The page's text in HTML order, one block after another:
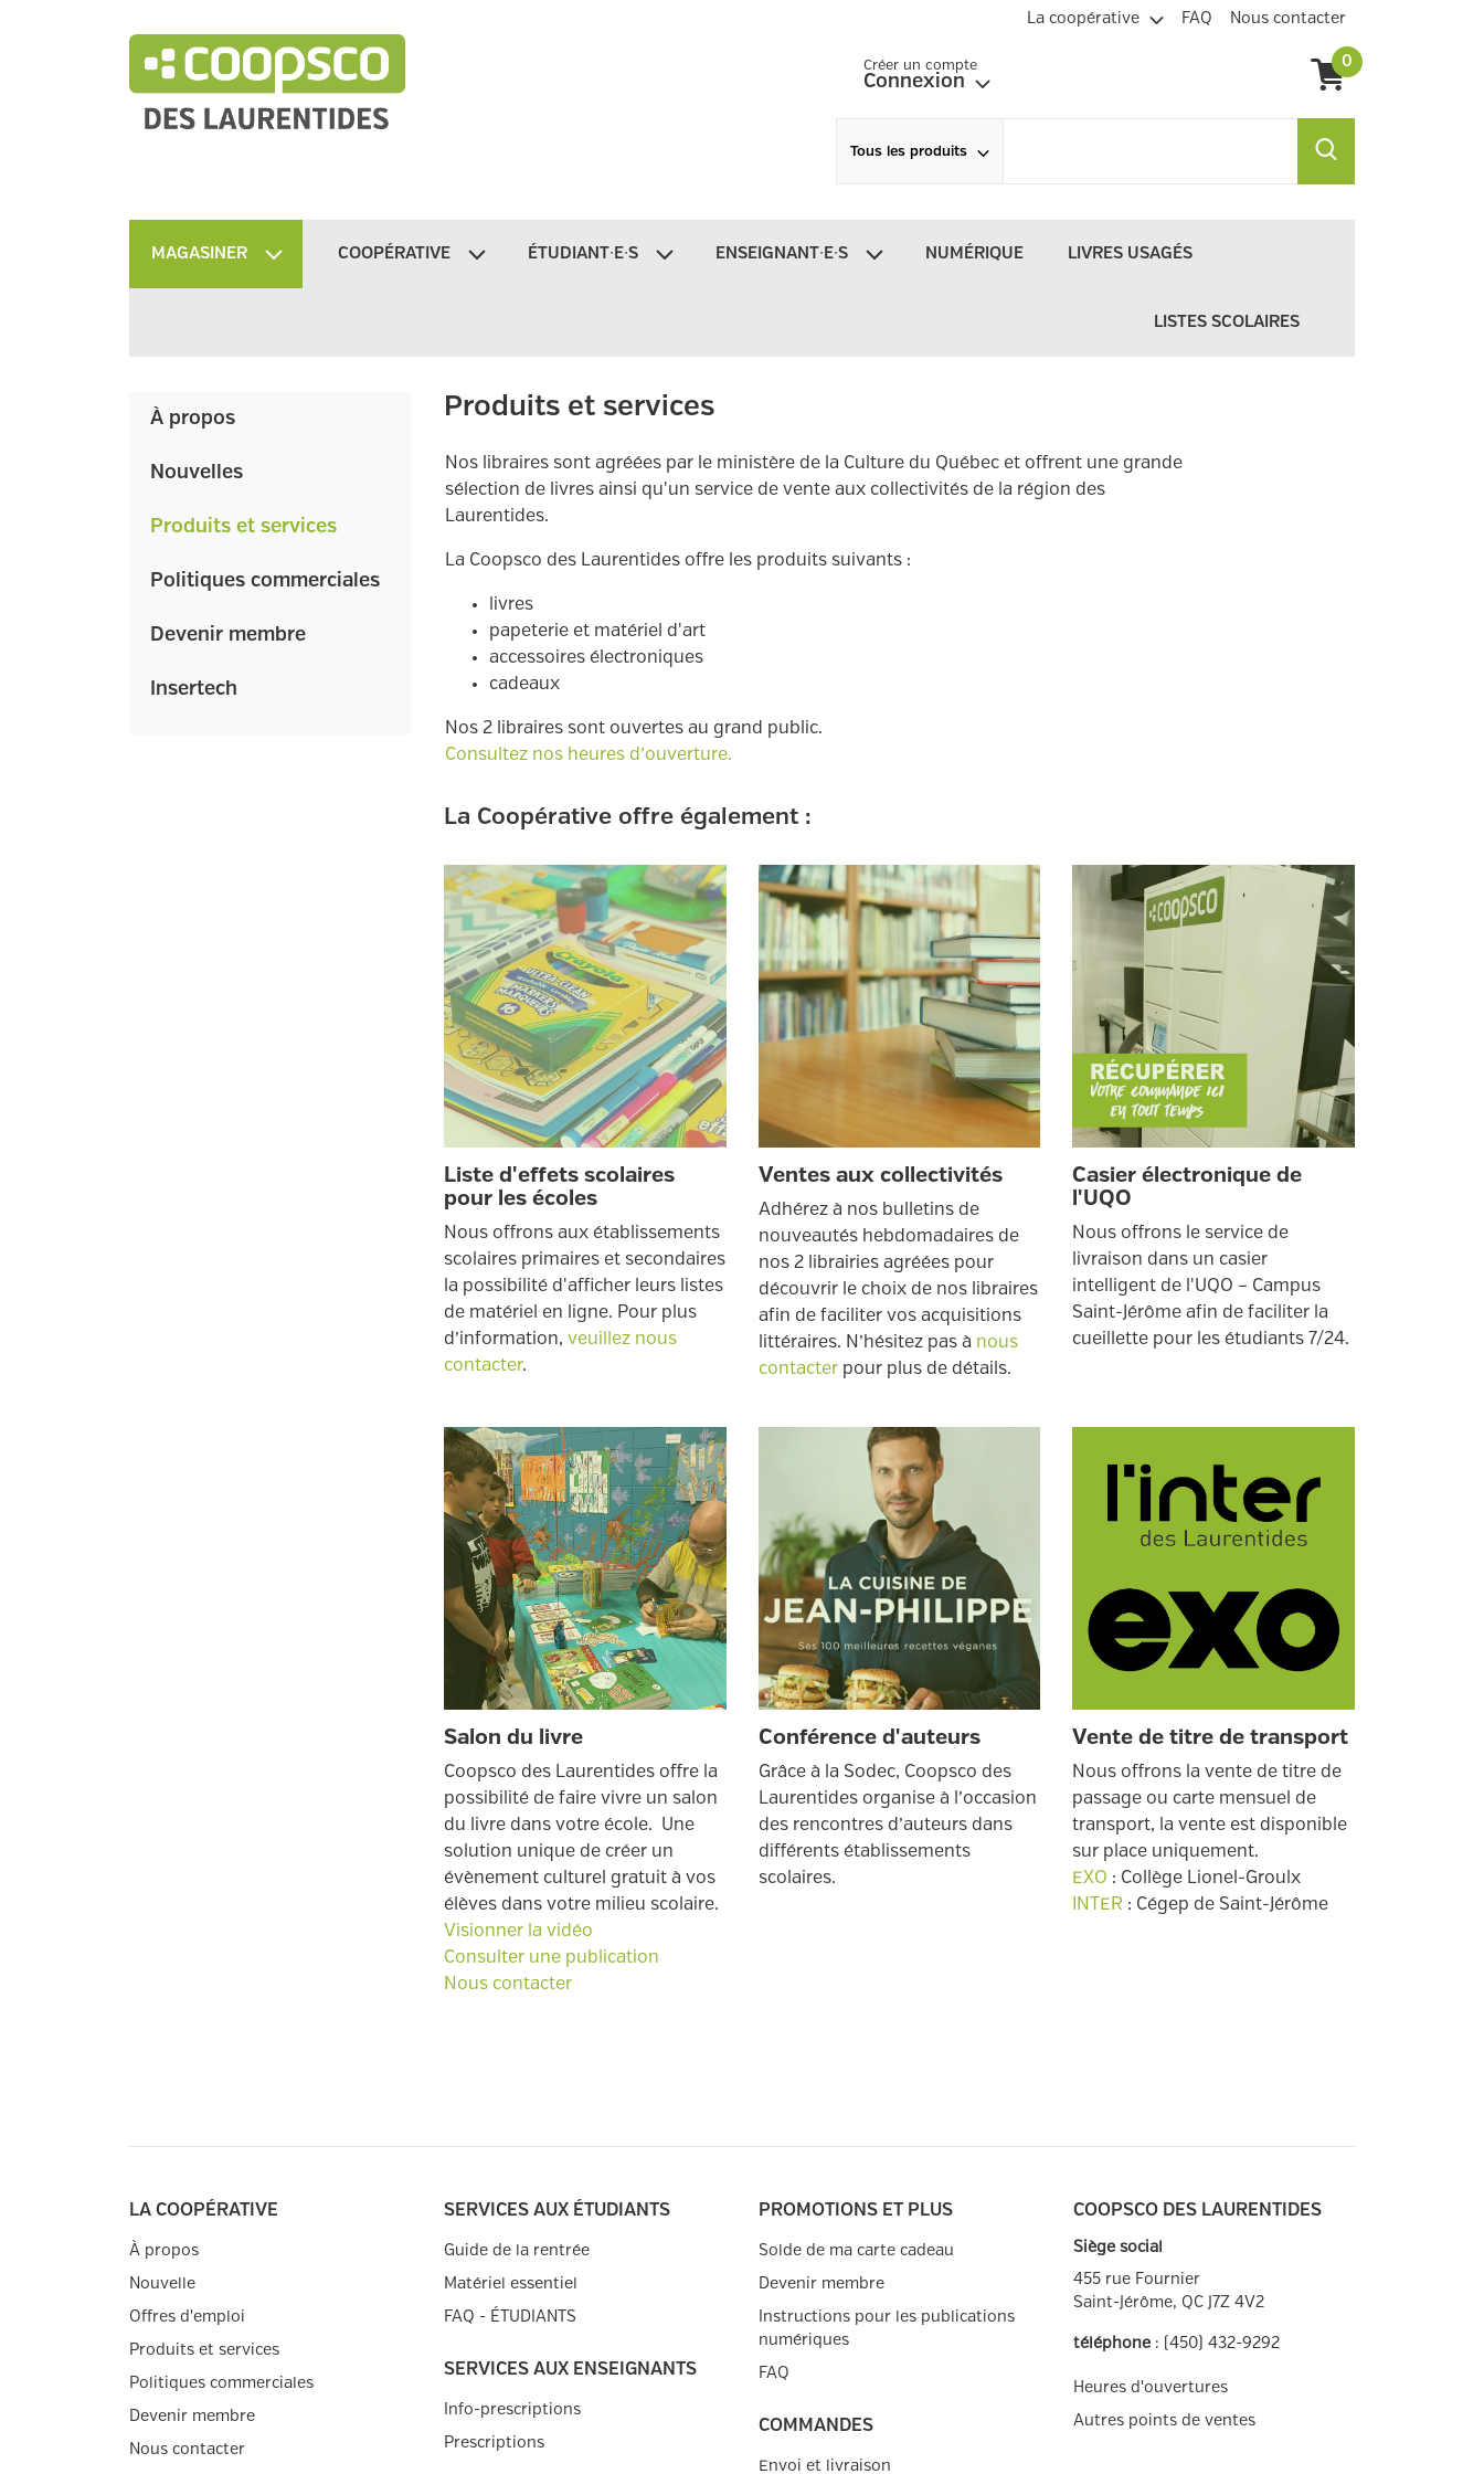
La coopérative FAQ Nous contacter
Créer un compte
Connexion
0
Tous les produits
MAGASINER COOPÉRATIVE ÉTUDIANT∙E∙S ENSEIGNANT∙E∙S NUMÉRIQUE LIVRES USAGÉS
LISTES SCOLAIRES
À propos
Nouvelles
Produits et services
Politiques commerciales
Devenir membre
Insertech
Produits et services
Nos libraires sont agréées par le ministère de la Culture du Québec et offrent une grande
sélection de livres ainsi qu'un service de vente aux collectivités de la région des
Laurentides.
La Coopsco des Laurentides offre les produits suivants :
livres
papeterie et matériel d'art
accessoires électroniques
cadeaux
Nos 2 libraires sont ouvertes au grand public.
Consultez nos heures d’ouverture.
La Coopérative offre également :
Liste d'effets scolaires
pour les écoles
Nous offrons aux établissements
scolaires primaires et secondaires
la possibilité d'afficher leurs listes
de matériel en ligne. Pour plus
d’information, veuillez nous
contacter.
Ventes aux collectivités
Adhérez à nos bulletins de
nouveautés hebdomadaires de
nos 2 librairies agréées pour
découvrir le choix de nos libraires
afin de faciliter vos acquisitions
littéraires. N’hésitez pas à nous
contacterpour plus de détails.
Casier électronique de
l'UQO
Nous offrons le service de
livraison dans un casier
intelligent de l'UQO – Campus
Saint-Jérôme afin de faciliter la
cueillette pour les étudiants 7/24.
Salon du livre
Coopsco des Laurentides offre la
possibilité de faire vivre un salon
du livre dans votre école. Une
solution unique de créer un
évènement culturel gratuit à vos
élèves dans votre milieu scolaire.
Visionner la vidéo
Consulter une publication
Nous contacter
Conférence d'auteurs
Grâce à la Sodec, Coopsco des
Laurentides organise à l’occasion
des rencontres d’auteurs dans
différents établissements
scolaires.
Vente de titre de transport
Nous offrons la vente de titre de
passage ou carte mensuel de
transport, la vente est disponible
sur place uniquement.
EXO : Collège Lionel-Groulx
INTER : Cégep de Saint-Jérôme
LA COOPÉRATIVE
À propos
Nouvelle
Offres d'emploi
Produits et services
Politiques commerciales
Devenir membre
Nous contacter
SERVICES AUX ÉTUDIANTS
Guide de la rentrée
Matériel essentiel
FAQ - ÉTUDIANTS
SERVICES AUX ENSEIGNANTS
Info-prescriptions
Prescriptions
PROMOTIONS ET PLUS
Solde de ma carte cadeau
Devenir membre
Instructions pour les publications
numériques
FAQ
COMMANDES
Envoi et livraison
COOPSCO DES LAURENTIDES
Siège social
455 rue Fournier
Saint-Jérôme, QC
J7Z 4V2
téléphone : (450) 432-9292
Facebook
Twitter
Heures d'ouvertures
Autres points de ventes